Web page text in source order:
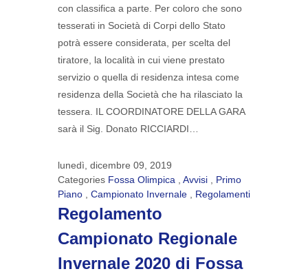
con classifica a parte. Per coloro che sono
tesserati in Società di Corpi dello Stato
potrà essere considerata, per scelta del
tiratore, la località in cui viene prestato
servizio o quella di residenza intesa come
residenza della Società che ha rilasciato la
tessera. IL COORDINATORE DELLA GARA
sarà il Sig. Donato RICCIARDI…
lunedì, dicembre 09, 2019
Categories Fossa Olimpica Avvisi
Primo
Piano
Campionato Invernale Regolamenti
Regolamento
Campionato Regionale
Invernale 2020 di Fossa